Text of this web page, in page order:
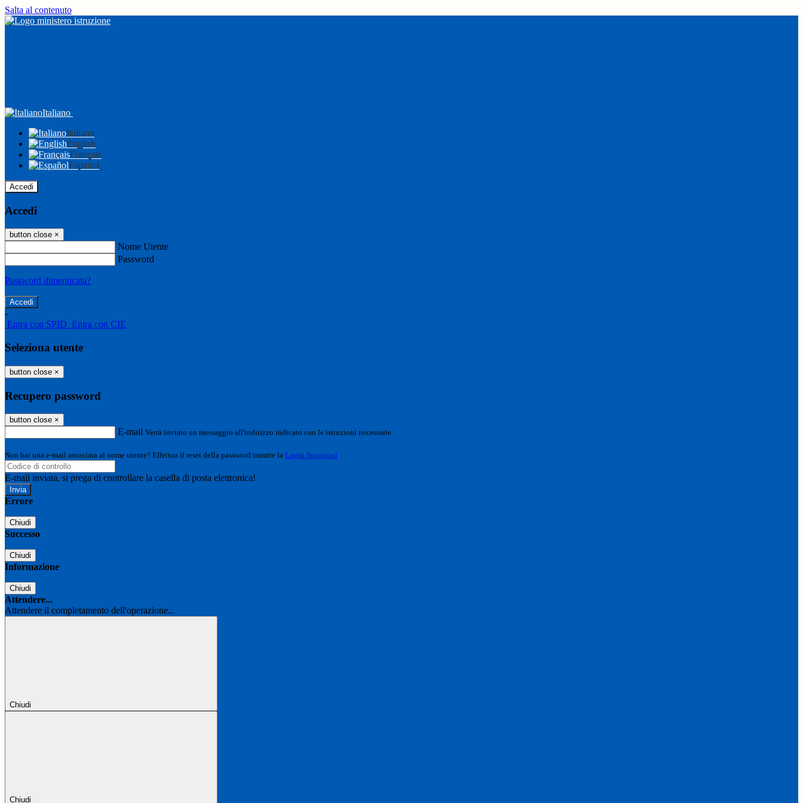
Salta al contenuto
Italiano
Italiano
English
Français
Español
Accedi
Accedi
button close ×
Nome Utente
Password
Password dimenticata?
-
Entra con SPID Entra con CIE
Seleziona utente
button close ×
Recupero password
button close ×
E-mail Verrà inviato un messaggio all'indirizzo indicato con le istruzioni necessarie.
Non hai una e-mail associata al nome utente? Effettua il reset della password tramite la Login Spaggiari
E-mail inviata, si prega di controllare la casella di posta elettronica!
Errore
Chiudi
Successo
Chiudi
Informazione
Chiudi
Attendere...
Attendere il completamento dell'operazione...
Chiudi
Chiudi